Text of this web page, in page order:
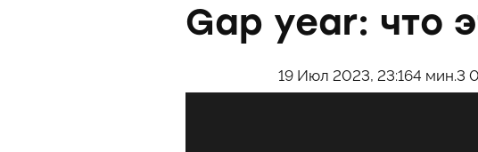
Gap year: что
19 Июл 2023, 23:164 мин.3